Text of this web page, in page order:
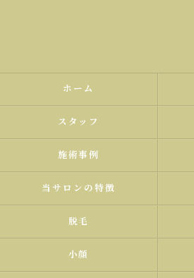
ホーム
スタッフ
施術事例
当サロンの特徴
脱毛
小顔